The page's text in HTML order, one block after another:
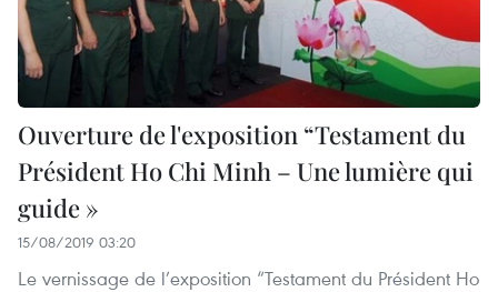
Ouverture de l'exposition “Testament du
Président Ho Chi Minh – Une lumière qui
guide »
15/08/2019 03:20
Le vernissage de l’exposition “Testament du Président Ho